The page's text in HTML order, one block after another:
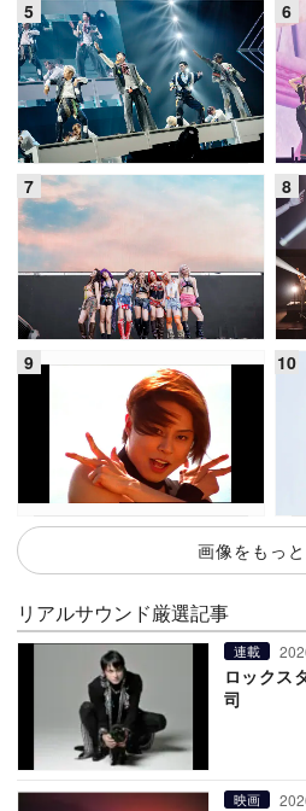
画像をもっ
リアルサウンド厳選記事
連載
ロックス
司
映画